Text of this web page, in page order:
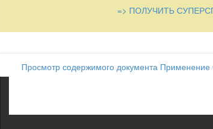
=> ПОЛУЧИТЬ
Просмотр содержимого документа